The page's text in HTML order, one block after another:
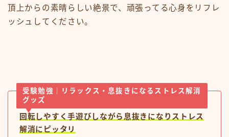
頂上からの素晴らしい絶景で、頑張ってる心身をリフレ
ッシュしてください。
受験勉強｜リラックス・息抜きになるストレス解消
グッズ
回転しやすく手遊びしながら息抜きになりストレス
解消にピッタリ